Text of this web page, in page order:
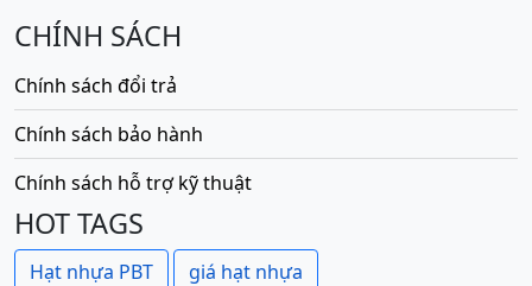
CHÍNH SÁCH
Chính sách đổi trả
Chính sách bảo hành
Chính sách hỗ trợ kỹ thuật
HOT TAGS
Hạt nhựa PBT giá hạt nhựa